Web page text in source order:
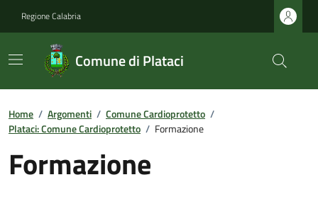
Regione Calabria
Comune di Plataci
Home / Argomenti / Comune Cardioprotetto /
Plataci: Comune Cardioprotetto / Formazione
Formazione